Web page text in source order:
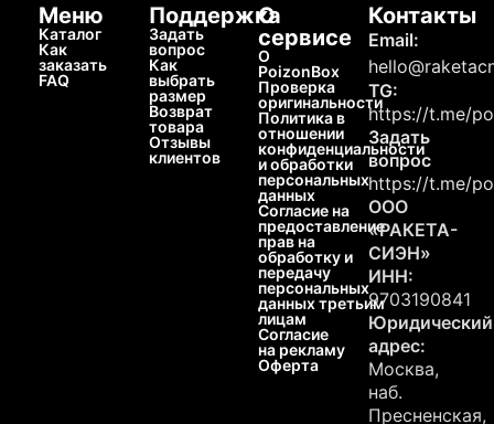
Меню
Каталог
Как
заказать
FAQ
Поддержка
Задать
вопрос
Как
выбрать
размер
Возврат
товара
Отзывы
клиентов
О
сервисе
О
PoizonBox
Проверка
оригинальности
Политика в
отношении
конфиденциальности
и обработки
персональных
данных
Согласие на
предоставление
прав на
обработку и
передачу
персональных
данных третьим
лицам
Согласие
на рекламу
Оферта
Контакты
Email:
TG:
https://t.me/
Задать
вопрос
https://t.me/
ООО
«РАКЕТА-
СИЭН»
ИНН:
9703190841
Юридический
адрес:
Москва,
наб.
Пресненская,